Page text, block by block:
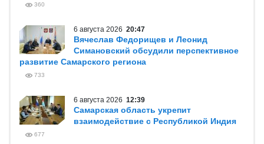
360
6 августа 2026 20:47
Вячеслав Федорищев и Леонид
Симановский обсудили перспективное
развитие Самарского региона
733
6 августа 2026 12:39
Самарская область укрепит
взаимодействие с Республикой Индия
677